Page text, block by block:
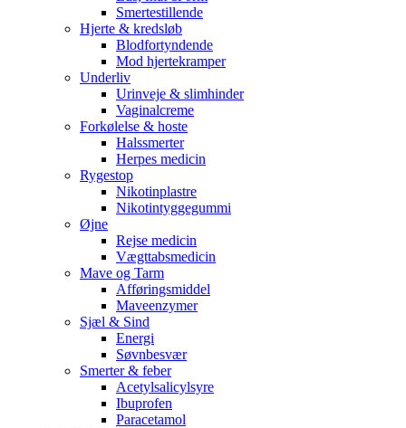
Smertestillende
Hjerte & kredsløb
Blodfortyndende
Mod hjertekramper
Underliv
Urinveje & slimhinder
Vaginalcreme
Forkølelse & hoste
Halssmerter
Herpes medicin
Rygestop
Nikotinplastre
Nikotintyggegummi
Øjne
Rejse medicin
Vægttabsmedicin
Mave og Tarm
Afføringsmiddel
Maveenzymer
Sjæl & Sind
Energi
Søvnbesvær
Smerter & feber
Acetylsalicylsyre
Ibuprofen
Paracetamol